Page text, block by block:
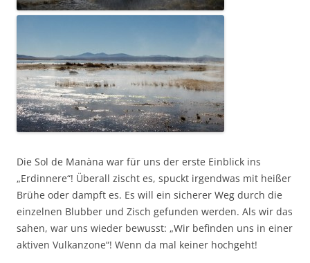
Die Sol de Manàna war für uns der erste Einblick ins
„Erdinnere“! Überall zischt es, spuckt irgendwas mit heißer
Brühe oder dampft es. Es will ein sicherer Weg durch die
einzelnen Blubber und Zisch gefunden werden. Als wir das
sahen, war uns wieder bewusst: „Wir befinden uns in einer
aktiven Vulkanzone“! Wenn da mal keiner hochgeht!